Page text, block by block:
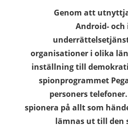
Genom att
Android- och
organisationer i olika
inställning till
spionprogrammet
personers
spionera på allt som
lämnas ut till den